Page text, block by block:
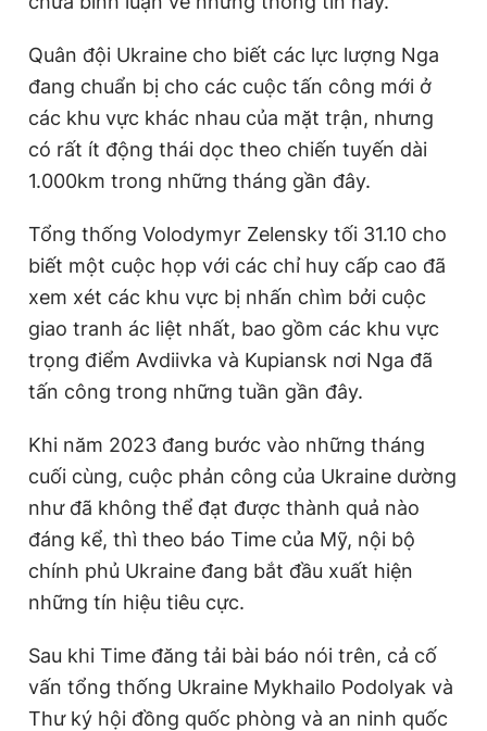
Quân đội Ukraine cho biết các lực lượng Nga
đang chuẩn bị cho các cuộc tấn công mới ở
các khu vực khác nhau của mặt trận, nhưng
có rất ít động thái dọc theo chiến tuyến dài
1.000km trong những tháng gần đây.
Tổng thống Volodymyr Zelensky tối 31.10 cho
biết một cuộc họp với các chỉ huy cấp cao đã
xem xét các khu vực bị nhấn chìm bởi cuộc
giao tranh ác liệt nhất, bao gồm các khu vực
trọng điểm Avdiivka và Kupiansk nơi Nga đã
tấn công trong những tuần gần đây.
Khi năm 2023 đang bước vào những tháng
cuối cùng, cuộc phản công của Ukraine dường
như đã không thể đạt được thành quả nào
đáng kể, thì theo báo Time của Mỹ, nội bộ
chính phủ Ukraine đang bắt đầu xuất hiện
những tín hiệu tiêu cực.
Sau khi Time đăng tải bài báo nói trên, cả cố
vấn tổng thống Ukraine Mykhailo Podolyak và
Thư ký hội đồng quốc phòng và an ninh quốc